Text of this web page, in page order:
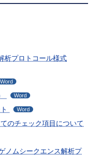
析プロトコール様式
Word
Word
Word
のチェック項目について
ノムシークエンス解析プ